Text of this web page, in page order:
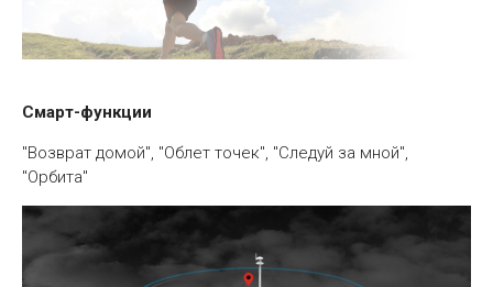
Смарт-функции
"Возврат домой", "Облет точек", "Следуй за мной",
"Орбита"